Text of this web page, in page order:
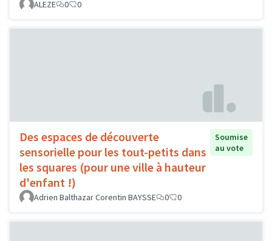
ALEZE 0 0
Des espaces de découverte
sensorielle pour les tout-petits dans
les squares (pour une ville à hauteur
d'enfant !)
Soumise
au vote
Adrien Balthazar Corentin BAYSSE 0 0